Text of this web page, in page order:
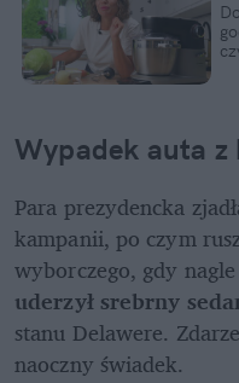
Wypadek auta z
Para prezydencka
kampanii, po czym
wyborczego, gdy
uderzył srebrny
stanu Delawere.
naoczny świadek.